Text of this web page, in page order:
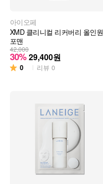
아이오페
XMD 클리니컬 리커버리 올인원
포맨
42,000
30% 29,400원
0 리뷰 0